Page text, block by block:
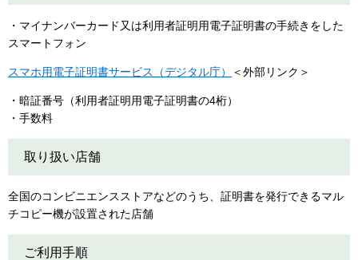
・マイナンバーカード又は利用者証明用電子証明書の手続きをした
スマートフォン
スマホ用電子証明書サービス（デジタル庁） ＜外部リンク＞
・暗証番号（利用者証明用電子証明書の4桁）
・手数料
取り扱い店舗
全国のコンビニエンスストアなどのうち、証明書を発行できるマル
チコピー機が設置された店舗
ご利用手順